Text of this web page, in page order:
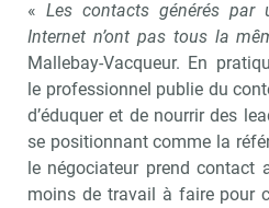
« Les contacts générés par
Internet n’ont pas tous la
Mallebay-Vacqueur. En
le professionnel publie du
d’éduquer et de nourrir des
se positionnant comme la
le négociateur prend contact
moins de travail à faire pour